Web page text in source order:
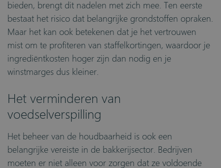
bieden, brengt dit nadelen met zich mee. Ten eerste
bestaat het risico dat belangrijke grondstoffen opraken.
Maar het kan ook betekenen dat je het vertrouwen
mist om te profiteren van staffelkortingen, waardoor je
ingrediëntkosten hoger zijn dan nodig en je
winstmarges dus kleiner.
Het verminderen van
voedselverspilling
Het beheer van de houdbaarheid is ook een
belangrijke vereiste in de bakkerijsector. Bedrijven
moeten er niet alleen voor zorgen dat ze voldoende